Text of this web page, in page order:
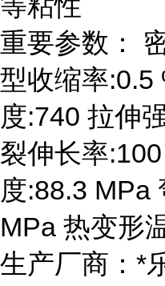
重要参数：
型收缩率:0.5
度:740 拉伸
裂伸长率
度:88.3 MPa
MPa 热变形
生产厂商：*